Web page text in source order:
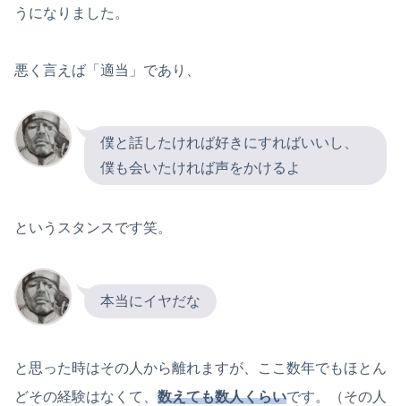
うになりました。
悪く言えば「適当」であり、
僕と話したければ好きにすればいいし、
僕も会いたければ声をかけるよ
というスタンスです笑。
本当にイヤだな
と思った時はその人から離れますが、ここ数年でもほとん
どその経験はなくて、 数えても数人くらいです。（その人